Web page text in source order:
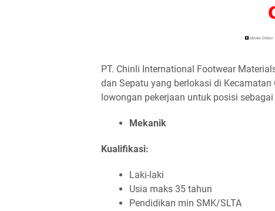
PT. Chinli International Footwear
dan Sepatu yang berlokasi di
lowongan pekerjaan untuk posisi sebagai
Mekanik
Kualifikasi:
Laki-laki
Usia maks 35 tahun
Pendidikan min SMK/SLTA